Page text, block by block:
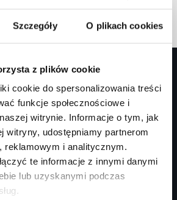
Szczegóły O plikach cookies
z plików cookie
cookie do spersonalizowania treści
funkcje społecznościowe i
witrynie. Informacje o tym, jak
witryny, udostępniamy partnerom
reklamowym i analitycznym.
te informacje z innymi danymi
lub uzyskanymi podczas
O NASZE ROZWIĄZANIA